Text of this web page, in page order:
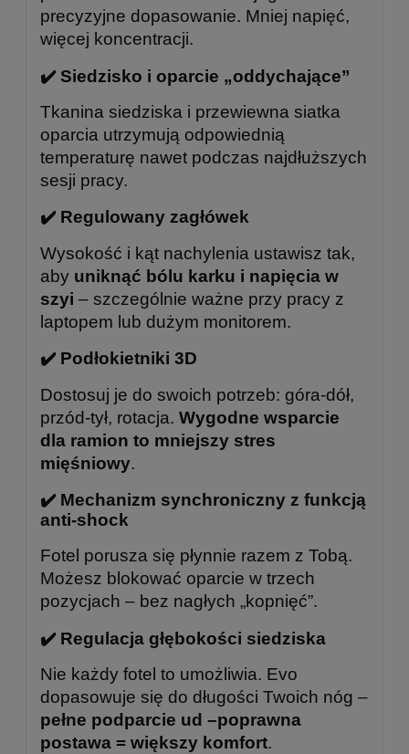
precyzyjne dopasowanie. Mniej napięć,
więcej koncentracji.
✔️ Siedzisko i oparcie „oddychające”
Tkanina siedziska i przewiewna siatka
oparcia utrzymują odpowiednią
temperaturę nawet podczas najdłuższych
sesji pracy.
✔️ Regulowany zagłówek
Wysokość i kąt nachylenia ustawisz tak,
aby uniknąć bólu karku i napięcia w
szyi – szczególnie ważne przy pracy z
laptopem lub dużym monitorem.
✔️ Podłokietniki 3D
Dostosuj je do swoich potrzeb: góra-dół,
przód-tył, rotacja. Wygodne wsparcie
dla ramion to mniejszy stres
mięśniowy.
✔️ Mechanizm synchroniczny z funkcją
anti-shock
Fotel porusza się płynnie razem z Tobą.
Możesz blokować oparcie w trzech
pozycjach – bez nagłych „kopnięć”.
✔️ Regulacja głębokości siedziska
Nie każdy fotel to umożliwia. Evo
dopasowuje się do długości Twoich nóg –
pełne podparcie ud –poprawna
postawa = większy komfort.